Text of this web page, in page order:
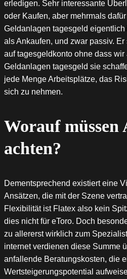
erledigen. Sehr interessante
oder Kaufen, aber mehrmals
Geldanlagen tagesgeld
als Ankaufen, und zwar passiv.
auf tagesgeldkonto ohne dass
Geldanlagen tagesgeld sie
jede Menge Arbeitsplätze, das
sich zu nehmen.
Worauf müssen
achten?
Dementsprechend existiert eine
Ansätzen, die mit der Szene
Flexibilität ist Flatex also kein
dies nicht für eToro. Doch
zu allererst wirklich zum
internet verdienen diese Summe
anfallende Beratungskosten, die
Wertsteigerungspotential